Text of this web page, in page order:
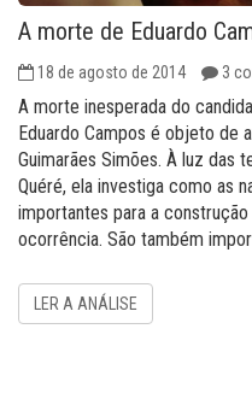
A morte de Eduardo
18 de agosto de 2014 3
A morte inesperada do
Eduardo Campos é objeto de
Guimarães Simões. À luz das
Quéré, ela investiga como as
importantes para a
ocorrência. São também
LER A ANÁLISE